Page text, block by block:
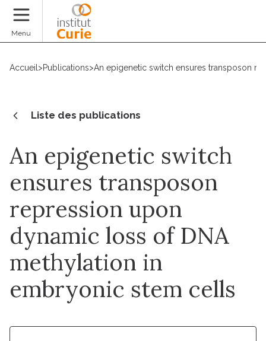
Menu
Accueil >Publications>An epigenetic switch ensures transposon
Liste des publications
An epigenetic switch
ensures transposon
repression upon
dynamic loss of DNA
methylation in
embryonic stem cells